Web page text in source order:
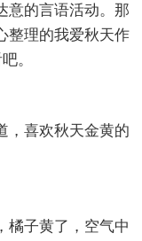
意的言语活动。那
整理的我爱秋天作
。
，喜欢秋天金黄的
橘子黄了，空气中